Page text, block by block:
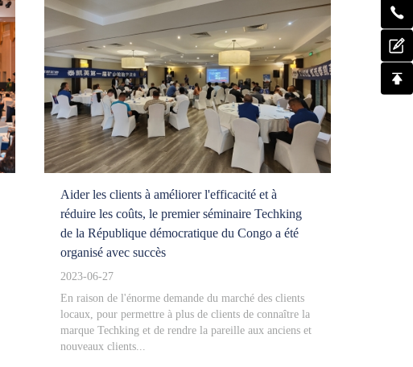
Aider les clients à améliorer l'efficacité et à
réduire les coûts, le premier séminaire Techking
de la République démocratique du Congo a été
organisé avec succès
2023-06-27
En raison de l'énorme demande du marché des clients
locaux, pour permettre à plus de clients de connaître la
marque Techking et de rendre la pareille aux anciens et
nouveaux clients...